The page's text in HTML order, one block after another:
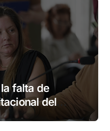
falta de
del
deja afuera a